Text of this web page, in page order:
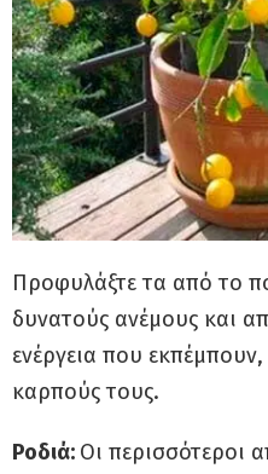
Προφυλάξτε τα από το
δυνατούς ανέμους και
ενέργεια που
καρπούς τους.
Ροδιά: Oι περισσότεροι